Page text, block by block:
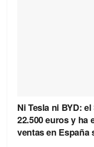
Ni Tesla ni BYD:
22.500 euros y ha
ventas en España